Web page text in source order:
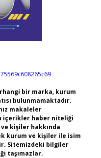
bir marka, kurum
bulunmamaktadır.
makaleler
içerikler haber niteliği
kişiler hakkında
kurum ve kişiler ile isim
Sitemizdeki bilgiler
taşımazlar.